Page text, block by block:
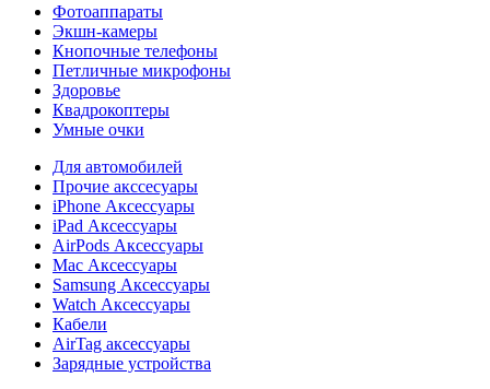
Фотоаппараты
Экшн-камеры
Кнопочные телефоны
Петличные микрофоны
Здоровье
Квадрокоптеры
Умные очки
Для автомобилей
Прочие акссесуары
iPhone Аксессуары
iPad Аксессуары
AirPods Аксессуары
Mac Аксессуары
Samsung Аксессуары
Watch Аксессуары
Кабели
AirTag аксессуары
Зарядные устройства